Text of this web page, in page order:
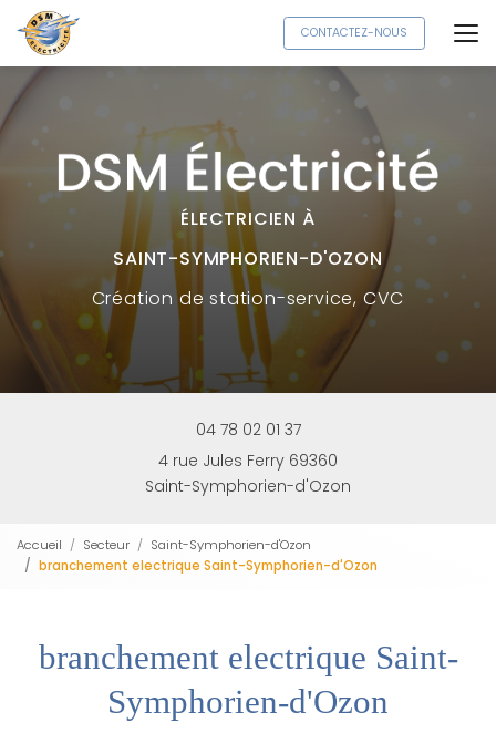
Aller
au
contenu
principal
CONTACTEZ-NOUS
ÉLECTRICIEN À
SAINT-SYMPHORIEN-D'OZON
Créationde station-service, CVC
04 78 02 01 37
4 rue Jules Ferry 69360
Saint-Symphorien-d'Ozon
Accueil Secteur
Saint-Symphorien-d'Ozon
branchement electrique Saint-Symphorien-d'Ozon
branchement electrique Saint-
Symphorien-d'Ozon